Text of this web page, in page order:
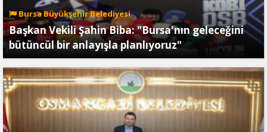
Bursa Büyükşehir Belediyesi
Başkan Vekili Şahin Biba: "Bursa'nın geleceğini
bütüncül bir anlayışla planlıyoruz"